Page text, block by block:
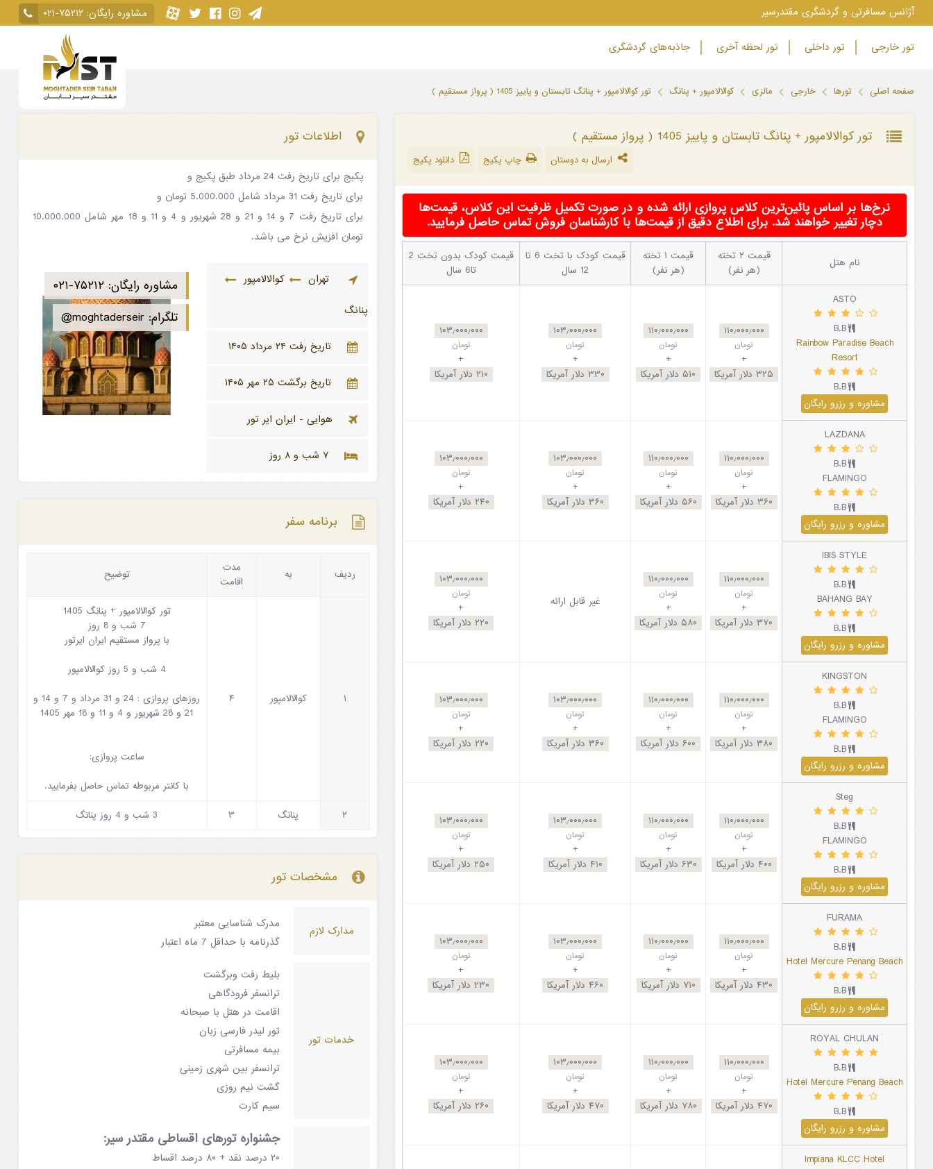
‫آژانس مسافرتی و گردشگری مقتدرسیر مشاوره رایگان: ۰۲۱-۷۵۲۱۲
تور خارجی تور داخلی تور لحظه آخری جاذبه‌های گردشگری
صفحه اصلی تورها خارجی مالزی کوالالامپور + پنانگ تور کوالالامپور + پنانگ تابستان و پاییز 1405 ( پرواز مستقیم )
تور کوالالامپور + پنانگ تابستان و پاییز 1405 ( پرواز مستقیم )
دانلود پکیج چاپ پکیج ارسال به دوستان
نرخ‌ها بر اساس پائین‌ترین کلاس پروازی ارائه شده و در صورت تکمیل ظرفیت این کلاس، قیمت‌ها
دچار تغییر خواهند شد. برای اطلاع دقیق از قیمت‌ها با کارشناسان فروش تماس حاصل فرمایید.
نام هتل
قیمت ۲ تخته
(هر نفر)
قیمت ۱ تخته
(هر نفر)
قیمت کودک با تخت 6 تا
12 سال
قیمت کودک بدون تخت 2
تا6 سال
ASTO
B.B
Rainbow Paradise Beach
Resort
B.B
مشاوره و رزرو رایگان
۱۱۰٫۰۰۰٫۰۰۰
تومان
+
۳۲۵ دلار آمریکا
۱۱۰٫۰۰۰٫۰۰۰
تومان
+
۵۱۰ دلار آمریکا
۱۰۳٫۰۰۰٫۰۰۰
تومان
+
۳۳۰ دلار آمریکا
۱۰۳٫۰۰۰٫۰۰۰
تومان
+
۲۱۰ دلار آمریکا
LAZDANA
B.B
FLAMINGO
B.B
مشاوره و رزرو رایگان
۱۱۰٫۰۰۰٫۰۰۰
تومان
+
۳۶۰ دلار آمریکا
۱۱۰٫۰۰۰٫۰۰۰
تومان
+
۵۶۰ دلار آمریکا
۱۰۳٫۰۰۰٫۰۰۰
تومان
+
۳۶۰ دلار آمریکا
۱۰۳٫۰۰۰٫۰۰۰
تومان
+
۲۴۰ دلار آمریکا
IBIS STYLE
B.B
BAHANG BAY
B.B
مشاوره و رزرو رایگان
۱۱۰٫۰۰۰٫۰۰۰
تومان
+
۳۷۰ دلار آمریکا
۱۱۰٫۰۰۰٫۰۰۰
تومان
+
۵۸۰ دلار آمریکا
غیر قابل ارائه
۱۰۳٫۰۰۰٫۰۰۰
تومان
+
۲۲۰ دلار آمریکا
KINGSTON
B.B
FLAMINGO
B.B
مشاوره و رزرو رایگان
۱۱۰٫۰۰۰٫۰۰۰
تومان
+
۳۸۰ دلار آمریکا
۱۱۰٫۰۰۰٫۰۰۰
تومان
+
۶۰۰ دلار آمریکا
۱۰۳٫۰۰۰٫۰۰۰
تومان
+
۳۶۰ دلار آمریکا
۱۰۳٫۰۰۰٫۰۰۰
تومان
+
۲۲۰ دلار آمریکا
Steg
B.B
FLAMINGO
B.B
مشاوره و رزرو رایگان
۱۱۰٫۰۰۰٫۰۰۰
تومان
+
۴۰۰ دلار آمریکا
۱۱۰٫۰۰۰٫۰۰۰
تومان
+
۶۳۰ دلار آمریکا
۱۰۳٫۰۰۰٫۰۰۰
تومان
+
۴۱۰ دلار آمریکا
۱۰۳٫۰۰۰٫۰۰۰
تومان
+
۲۵۰ دلار آمریکا
FURAMA
B.B
Hotel Mercure Penang Beach
B.B
مشاوره و رزرو رایگان
۱۱۰٫۰۰۰٫۰۰۰
تومان
+
۴۳۰ دلار آمریکا
۱۱۰٫۰۰۰٫۰۰۰
تومان
+
۷۱۰ دلار آمریکا
۱۰۳٫۰۰۰٫۰۰۰
تومان
+
۴۶۰ دلار آمریکا
۱۰۳٫۰۰۰٫۰۰۰
تومان
+
۲۳۰ دلار آمریکا
ROYAL CHULAN
B.B
Hotel Mercure Penang Beach
B.B
مشاوره و رزرو رایگان
۱۱۰٫۰۰۰٫۰۰۰
تومان
+
۴۷۰ دلار آمریکا
۱۱۰٫۰۰۰٫۰۰۰
تومان
+
۷۸۰ دلار آمریکا
۱۰۳٫۰۰۰٫۰۰۰
تومان
+
۴۷۰ دلار آمریکا
۱۰۳٫۰۰۰٫۰۰۰
تومان
+
۲۶۰ دلار آمریکا
Impiana KLCC Hotel
اطلاعات تور
پکیج برای تاریخ رفت 24 مرداد طبق پکیج و
برای تاریخ رفت 31 مرداد شامل 5.000.000 تومان و
برای تاریخ رفت 7 و 14 و 21 و 28 شهریور و 4 و 11 و 18 مهر شامل 10.000.000
تومان افزیش نرخ می باشد.
مشاوره رایگان: ۰۲۱-۷۵۲۱۲
تلگرام: @moghtaderseir
تهران کوالالامپور
پنانگ
تاریخ رفت ۲۴ مرداد ۱۴۰۵
تاریخ برگشت ۲۵ مهر ۱۴۰۵
هوایی - ایران ایر تور
۷ شب و ۸ روز
برنامه سفر
ردیف به
مدت
اقامت
توضیح
۱ کوالالامپور ۴
تور کوالالامپور + پنانگ 1405
7 شب و 8 روز
با پرواز مستقیم ایران ایرتور
4 شب و 5 روز کوالالامپور
روزهای پروازی : 24 و 31 مرداد و 7 و 14 و
21 و 28 شهریور و 4 و 11 و 18 مهر 1405
ساعت پروازی:
با کانتر مربوطه تماس حاصل بفرمایید.
۲
پنانگ ۳ 3 شب و 4 روز پنانگ
مشخصات تور
مدارک لازم
مدرک شناسایی معتبر
گذرنامه با حداقل 7 ماه اعتبار
خدمات تور
بلیط رفت وبرگشت
ترانسفر فرودگاهی
اقامت در هتل با صبحانه
تور لیدر فارسی زبان
بیمه مسافرتی
ترانسفر بین شهری زمینی
گشت نیم روزی
سیم کارت
جشنواره تورهای اقساطی مقتدر سیر:
۲۰ درصد نقد + ۸۰ درصد اقساط